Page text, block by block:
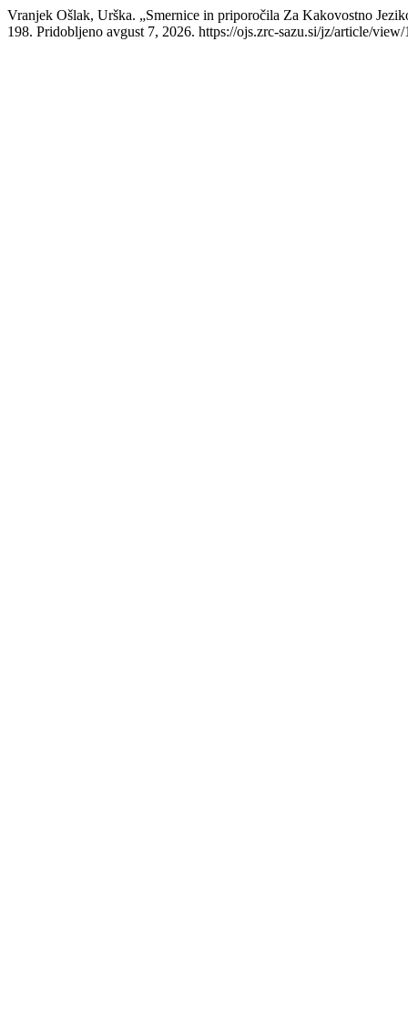
Vranjek Ošlak, Urška. „Smernice in priporočila Za Kakovostno
198. Pridobljeno avgust 7, 2026. https://ojs.zrc-sazu.si/jz/article/view/